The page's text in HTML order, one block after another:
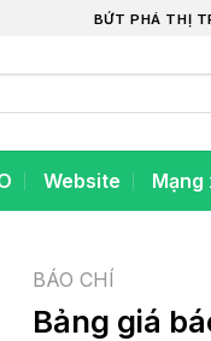
BỨT PHÁ THỊ
Website Mạng
BÁO CHÍ
Bảng giá